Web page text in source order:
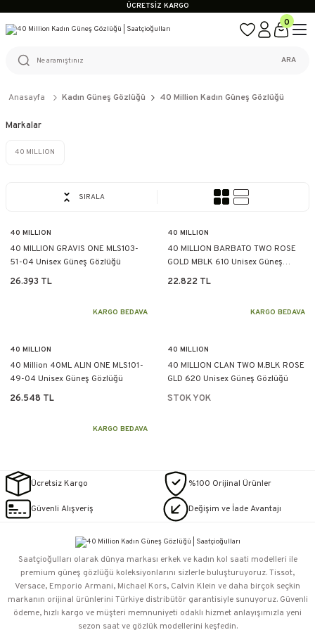
ÜCRETSİZ KARGO
WEB SİTESİNE ÖZEL FİYATLAR
KAÇIRILMAYACAK FIRSATLAR
0
ARA
Anasayfa Kadın Güneş Gözlüğü 40 Million Kadın Güneş Gözlüğü
Markalar
40 MILLION
SIRALA
40 MILLION
40 MILLION GRAVIS ONE MLS103-
51-04 Unisex Güneş Gözlüğü
26.393 TL
KARGO BEDAVA
40 MILLION
40 MILLION BARBATO TWO ROSE
GOLD MBLK 610 Unisex Güneş
Gözlüğü
22.822 TL
KARGO BEDAVA
40 MILLION
40 Million 40ML ALIN ONE MLS101-
49-04 Unisex Güneş Gözlüğü
26.548 TL
KARGO BEDAVA
40 MILLION
40 MILLION CLAN TWO M.BLK ROSE
GLD 620 Unisex Güneş Gözlüğü
STOK YOK
Ücretsiz Kargo %100 Orijinal Ürünler
Güvenli Alışveriş Değişim ve İade Avantajı
Saatçioğulları⁠ olarak dünya markası erkek ve kadın kol saati modelleri ile
premium güneş gözlüğü koleksiyonlarını sizlerle buluşturuyoruz. Tissot,
Versace, Emporio Armani, Michael Kors, Calvin Klein ve daha birçok seçkin
markanın orijinal ürünlerini Türkiye distribütör garantisiyle sunuyoruz. Güvenli
ödeme, hızlı kargo ve müşteri memnuniyeti odaklı hizmet anlayışımızla yeni
sezon saat ve gözlük modellerini keşfedin.